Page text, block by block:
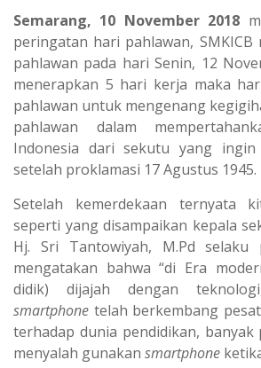
Semarang, 10 November 2018
peringatan hari pahlawan,
pahlawan pada hari Senin, 12
menerapkan 5 hari kerja maka
pahlawan untuk mengenang
pahlawan dalam
Indonesia dari sekutu yang
setelah proklamasi 17 Agustus 1945.
Setelah kemerdekaan ternyata
seperti yang disampaikan kepala
Hj. Sri Tantowiyah, M.Pd selaku
mengatakan bahwa “di Era
didik) dijajah dengan
smartphone telah berkembang
terhadap dunia pendidikan, banyak
menyalah gunakan smartphone